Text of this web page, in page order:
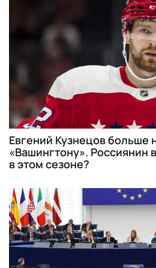
Евгений Кузнецов больше
«Вашингтону». Россиянин
в этом сезоне?